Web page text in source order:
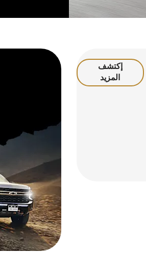
إكتشف
المزيد